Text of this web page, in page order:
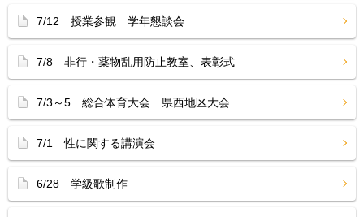
7/12 授業参観 学年懇談会
7/8 非行・薬物乱用防止教室、表彰式
7/3～5 総合体育大会 県西地区大会
7/1 性に関する講演会
6/28 学級歌制作